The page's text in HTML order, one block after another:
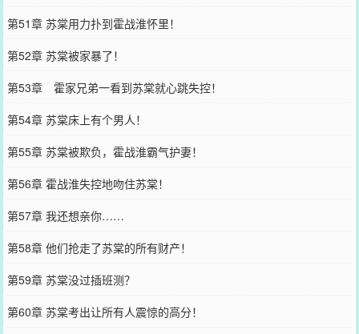
第51章 苏棠用力扑到霍战淮怀里！
第52章 苏棠被家暴了！
第53章 霍家兄弟一看到苏棠就心跳失控！
第54章 苏棠床上有个男人！
第55章 苏棠被欺负，霍战淮霸气护妻！
第56章 霍战淮失控地吻住苏棠！
第57章 我还想亲你……
第58章 他们抢走了苏棠的所有财产！
第59章 苏棠没过插班测？
第60章 苏棠考出让所有人震惊的高分！